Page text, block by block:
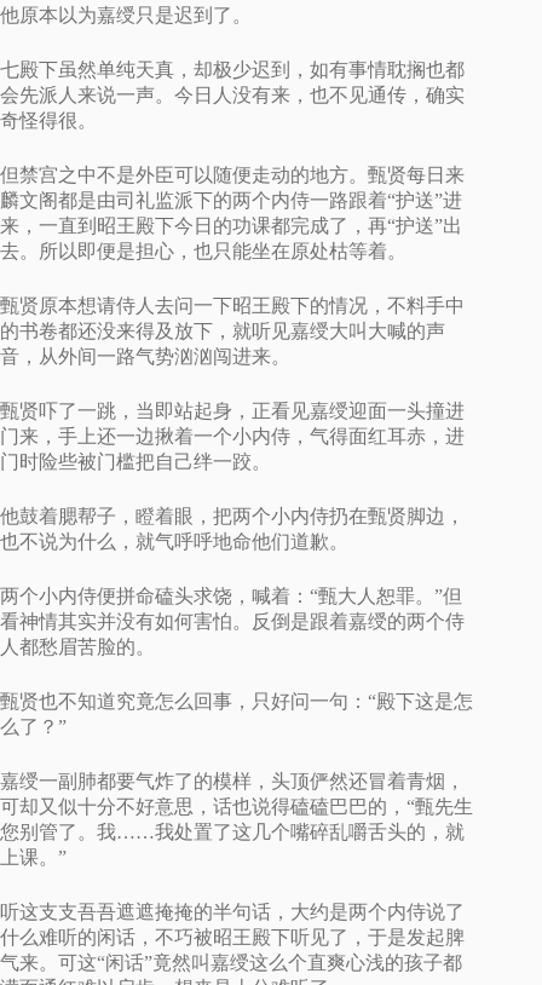
他原本以为嘉绶只是迟到了。
七殿下虽然单纯天真，却极少迟到，如有事情耽搁也都
会先派人来说一声。今日人没有来，也不见通传，确实
奇怪得很。
但禁宫之中不是外臣可以随便走动的地方。甄贤每日来
麟文阁都是由司礼监派下的两个内侍一路跟着“护送”进
来，一直到昭王殿下今日的功课都完成了，再“护送”出
去。所以即便是担心，也只能坐在原处枯等着。
甄贤原本想请侍人去问一下昭王殿下的情况，不料手中
的书卷都还没来得及放下，就听见嘉绶大叫大喊的声
音，从外间一路气势汹汹闯进来。
甄贤吓了一跳，当即站起身，正看见嘉绶迎面一头撞进
门来，手上还一边揪着一个小内侍，气得面红耳赤，进
门时险些被门槛把自己绊一跤。
他鼓着腮帮子，瞪着眼，把两个小内侍扔在甄贤脚边，
也不说为什么，就气呼呼地命他们道歉。
两个小内侍便拼命磕头求饶，喊着：“甄大人恕罪。”但
看神情其实并没有如何害怕。反倒是跟着嘉绶的两个侍
人都愁眉苦脸的。
甄贤也不知道究竟怎么回事，只好问一句：“殿下这是怎
么了？”
嘉绶一副肺都要气炸了的模样，头顶俨然还冒着青烟，
可却又似十分不好意思，话也说得磕磕巴巴的，“甄先生
您别管了。我……我处置了这几个嘴碎乱嚼舌头的，就
上课。”
听这支支吾吾遮遮掩掩的半句话，大约是两个内侍说了
什么难听的闲话，不巧被昭王殿下听见了，于是发起脾
气来。可这“闲话”竟然叫嘉绶这么个直爽心浅的孩子都